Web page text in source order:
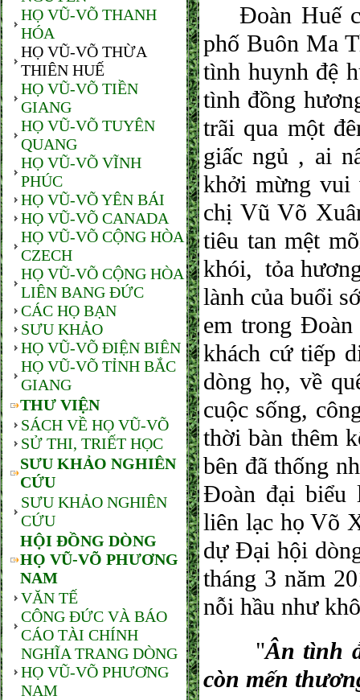
HỌ VŨ-VÕ THANH
HÓA
HỌ VŨ-VÕ THỪA
THIÊN HUẾ
HỌ VŨ-VÕ TIỀN
GIANG
HỌ VŨ-VÕ TUYÊN
QUANG
HỌ VŨ-VÕ VĨNH
PHÚC
HỌ VŨ-VÕ YÊN BÁI
HỌ VŨ-VÕ CANADA
HỌ VŨ-VÕ CỘNG HÒA
CZECH
HỌ VŨ-VÕ CỘNG HÒA
LIÊN BANG ĐỨC
CÁC HỌ BẠN
SƯU KHẢO
HỌ VŨ-VÕ ĐIỆN BIÊN
HỌ VŨ-VÕ TỈNH BẮC
GIANG
THƯ VIỆN
SÁCH VỀ HỌ VŨ-VÕ
SỬ THI, TRIẾT HỌC
SƯU KHẢO NGHIÊN
CỨU
SƯU KHẢO NGHIÊN
CỨU
HỘI ĐỒNG DÒNG
HỌ VŨ-VÕ PHƯƠNG
NAM
VĂN TẾ
CÔNG ĐỨC VÀ BÁO
CÁO TÀI CHÍNH
NGHĨA TRANG DÒNG
HỌ VŨ-VÕ PHƯƠNG
NAM
Đoàn Huế
phố Buôn Ma
tình huynh đệ
tình đồng
trãi qua một
giấc ngủ , ai
khởi mừng vui
chị Vũ Võ
tiêu tan mệt
khói, tỏa
lành của buổi
em trong
khách cứ tiếp
dòng họ, về
cuộc sống,
thời bàn thêm
bên đã thống
Đoàn đại
liên lạc họ Võ
dự Đại hội
tháng 3 năm
nỗi hầu như
"Ân tình
còn mến